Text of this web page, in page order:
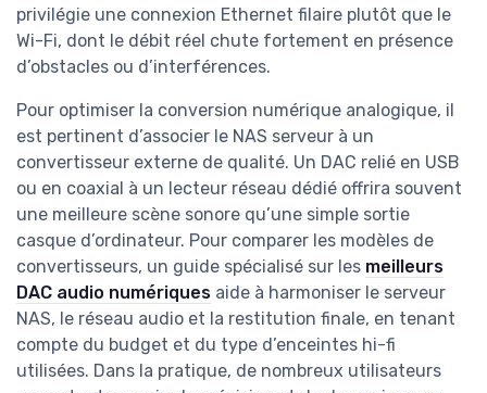
privilégie une connexion Ethernet filaire plutôt que le
Wi-Fi, dont le débit réel chute fortement en présence
d’obstacles ou d’interférences.
Pour optimiser la conversion numérique analogique, il
est pertinent d’associer le NAS serveur à un
convertisseur externe de qualité. Un DAC relié en USB
ou en coaxial à un lecteur réseau dédié offrira souvent
une meilleure scène sonore qu’une simple sortie
casque d’ordinateur. Pour comparer les modèles de
convertisseurs, un guide spécialisé sur les meilleurs
DAC audio numériques aide à harmoniser le serveur
NAS, le réseau audio et la restitution finale, en tenant
compte du budget et du type d’enceintes hi-fi
utilisées. Dans la pratique, de nombreux utilisateurs